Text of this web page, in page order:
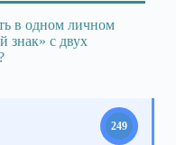
в одном личном
знак» с двух
249